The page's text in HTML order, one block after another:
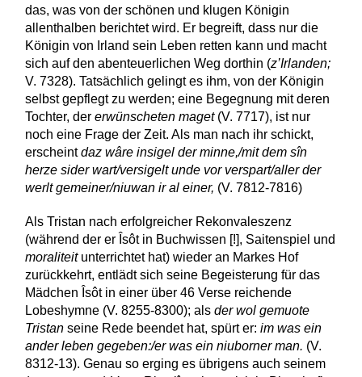
das, was von der schönen und klugen Königin
allenthalben berichtet wird. Er begreift, dass nur die
Königin von Irland sein Leben retten kann und macht
sich auf den abenteuerlichen Weg dorthin (z’Irlanden;
V. 7328). Tatsächlich gelingt es ihm, von der Königin
selbst gepflegt zu werden; eine Begegnung mit deren
Tochter, dererwünscheten maget (V. 7717), ist nur
noch eine Frage der Zeit. Als man nach ihr schickt,
erscheintdaz wâre insigel der minne,/mit dem sîn
herze sider wart/versigelt unde vor verspart/aller der
werlt gemeiner/niuwan ir al einer, (V. 7812-7816)
Als Tristan nach erfolgreicher Rekonvaleszenz
(während der er Îsôt in Buchwissen [!], Saitenspiel und
moraliteit unterrichtet hat) wieder an Markes Hof
zurückkehrt, entlädt sich seine Begeisterung für das
Mädchen Îsôt in einer über 46 Verse reichende
Lobeshymne (V. 8255-8300); alsder wol gemuote
Tristan seine Rede beendet hat, spürt er:im was ein
ander leben gegeben:/er was ein niuborner man. (V.
8312-13). Genau so erging es übrigens auch seinem